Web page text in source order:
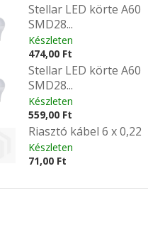
Stellar LED körte A60
SMD28...
Készleten
474,00 Ft
Stellar LED körte A60
SMD28...
Készleten
559,00 Ft
Riasztó kábel 6 x 0,22
Készleten
71,00 Ft